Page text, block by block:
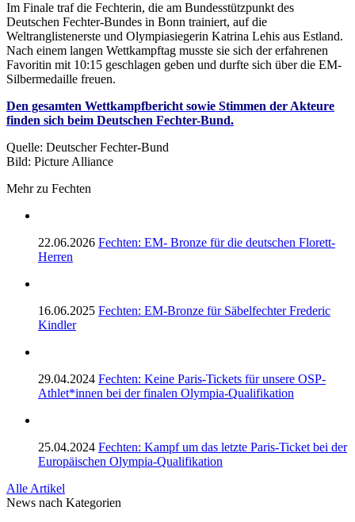
Im Finale traf die Fechterin, die am Bundesstützpunkt des
Deutschen Fechter-Bundes in Bonn trainiert, auf die
Weltranglistenerste und Olympiasiegerin Katrina Lehis aus Estland.
Nach einem langen Wettkampftag musste sie sich der erfahrenen
Favoritin mit 10:15 geschlagen geben und durfte sich über die EM-
Silbermedaille freuen.
Den gesamten Wettkampfbericht sowie Stimmen der Akteure
finden sich beim Deutschen Fechter-Bund.
Quelle: Deutscher Fechter-Bund
Bild: Picture Alliance
Mehr zu Fechten
22.06.2026 Fechten: EM- Bronze für die deutschen Florett-
Herren
16.06.2025 Fechten: EM-Bronze für Säbelfechter Frederic
Kindler
29.04.2024 Fechten: Keine Paris-Tickets für unsere OSP-
Athlet*innen bei der finalen Olympia-Qualifikation
25.04.2024 Fechten: Kampf um das letzte Paris-Ticket bei der
Europäischen Olympia-Qualifikation
Alle Artikel
News nach Kategorien